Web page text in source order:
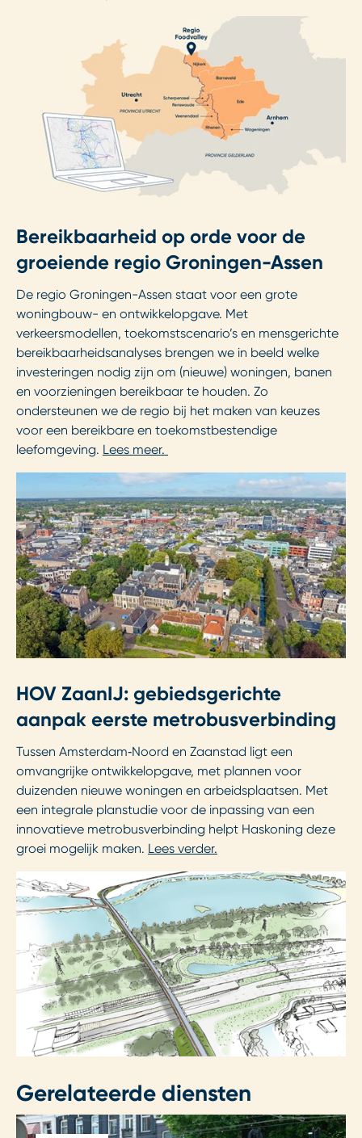
Bereikbaarheid op orde voor de
groeiende regio Groningen-Assen
De regio Groningen-Assen staat voor een grote
woningbouw- en ontwikkelopgave. Met
verkeersmodellen, toekomstscenario’s en mensgerichte
bereikbaarheidsanalyses brengen we in beeld welke
investeringen nodig zijn om (nieuwe) woningen, banen
en voorzieningen bereikbaar te houden. Zo
ondersteunen we de regio bij het maken van keuzes
voor een bereikbare en toekomstbestendige
leefomgeving. Lees meer.
HOV ZaanIJ: gebiedsgerichte
aanpak eerste metrobusverbinding
Tussen Amsterdam‑Noord en Zaanstad ligt een
omvangrijke ontwikkelopgave, met plannen voor
duizenden nieuwe woningen en arbeidsplaatsen. Met
een integrale planstudie voor de inpassing van een
innovatieve metrobusverbinding helpt Haskoning deze
groei mogelijk maken. Lees verder.
Gerelateerde diensten